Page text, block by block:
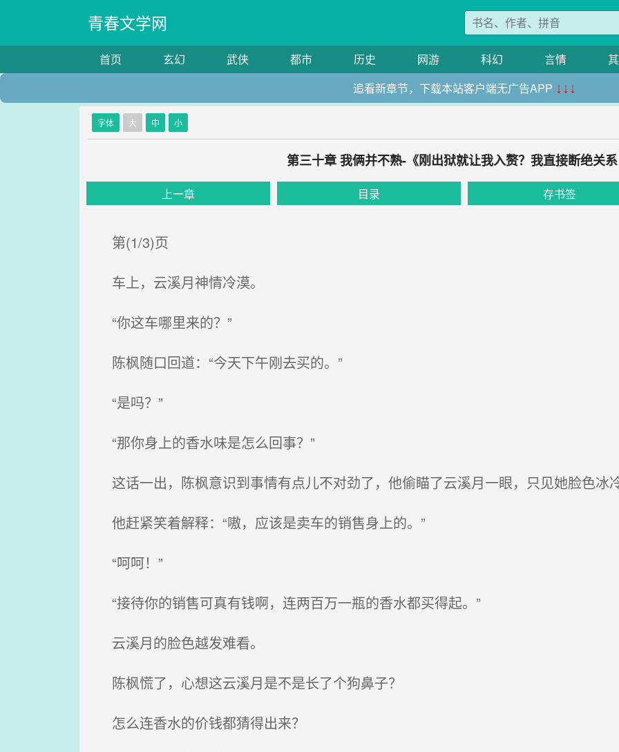
青春文学网
首页 玄幻 武侠 都市 历史 网游 科幻 言情
追看新章节，下载本站客户端无广告APP ↓↓↓
字体 大 中 小
第三十章 我俩并不熟-《刚出狱就让我入赘？我直接断绝关
上一章 目录 存书签
第(1/3)页
车上，云溪月神情冷漠。
“你这车哪里来的？”
陈枫随口回道：“今天下午刚去买的。”
“是吗？”
“那你身上的香水味是怎么回事？”
这话一出，陈枫意识到事情有点儿不对劲了，他偷瞄了云溪月一眼，只见她脸色冰
他赶紧笑着解释：“嗷，应该是卖车的销售身上的。”
“呵呵！”
“接待你的销售可真有钱啊，连两百万一瓶的香水都买得起。”
云溪月的脸色越发难看。
陈枫慌了，心想这云溪月是不是长了个狗鼻子？
怎么连香水的价钱都猜得出来？